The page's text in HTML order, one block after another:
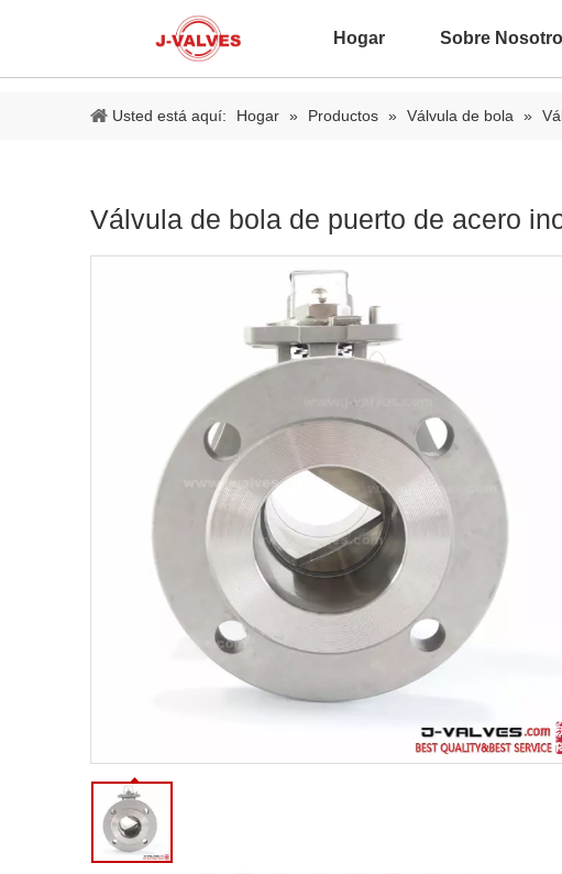
Hogar Sobre
Usted está aquí: Hogar » Productos » Válvula de bola »
Válvula de bola de puerto de acero